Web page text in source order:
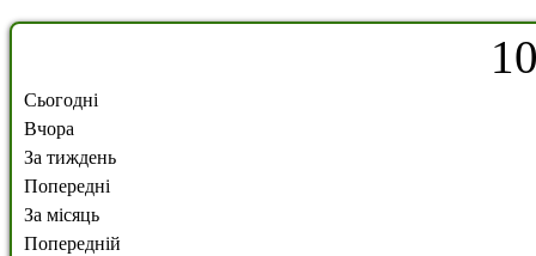
1
Сьогодні
Вчора
За тиждень
Попередні
За місяць
Попередній